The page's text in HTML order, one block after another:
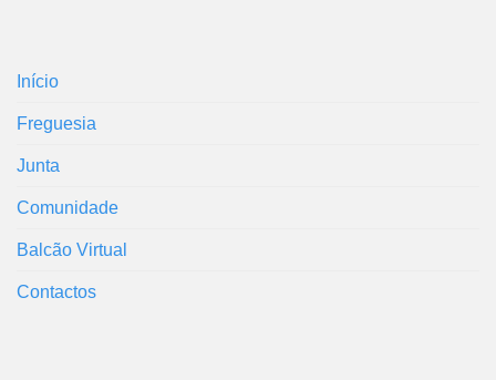
Início
Freguesia
Junta
Comunidade
Balcão Virtual
Contactos